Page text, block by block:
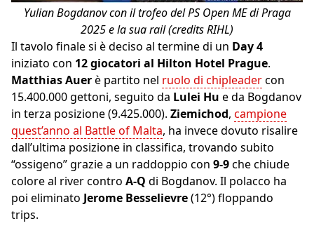
Yulian Bogdanov con il trofeo del PS Open ME di Praga
2025 e la sua rail (credits RIHL)
Il tavolo finale si è deciso al termine di un Day 4
iniziato con 12 giocatori al Hilton Hotel Prague.
Matthias Auerè partito nel ruolo di chipleadercon
15.400.000 gettoni, seguito da Lulei Hu e da Bogdanov
in terza posizione (9.425.000). Ziemichod, campione
quest’anno al Battle of Malta, ha invece dovuto risalire
dall’ultima posizione in classifica, trovando subito
“ossigeno” grazie a un raddoppio con 9-9che chiude
colore al river contro A-Q di Bogdanov. Il polacco ha
poi eliminato Jerome Besselievre(12°) floppando
trips.